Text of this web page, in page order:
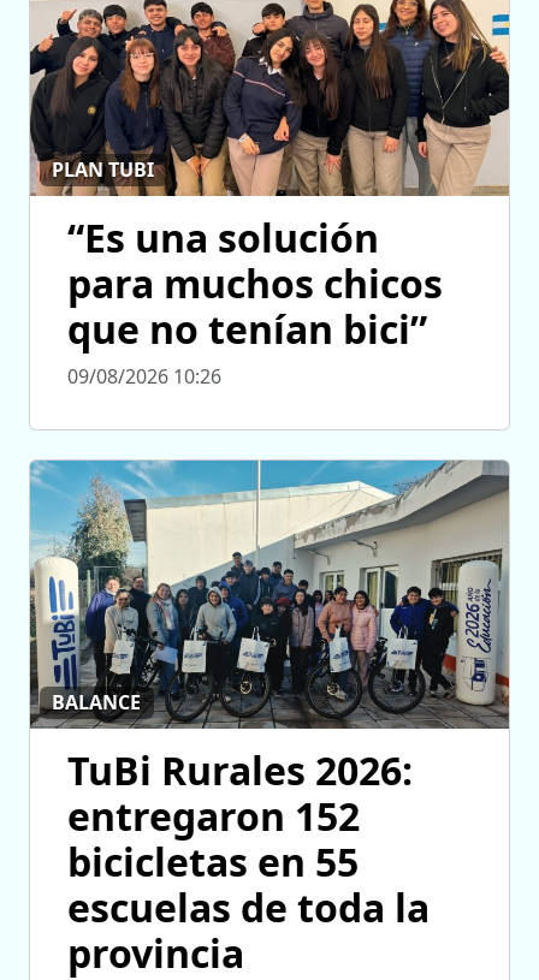
PLAN TUBI
“Es una solución
para muchos chicos
que no tenían bici”
09/08/2026 10:26
BALANCE
TuBi Rurales 2026:
entregaron 152
bicicletas en 55
escuelas de toda la
provincia